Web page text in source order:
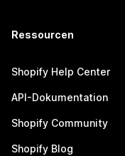
Ressourcen
Shopify Help Center
API-Dokumentation
Shopify Community
Shopify Blog